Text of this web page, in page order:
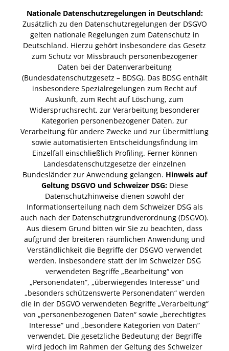
Nationale Datenschutzregelungen in Deutschland:
Zusätzlich zu den Datenschutzregelungen der DSGVO
gelten nationale Regelungen zum Datenschutz in
Deutschland. Hierzu gehört insbesondere das Gesetz
zum Schutz vor Missbrauch personenbezogener
Daten bei der Datenverarbeitung
(Bundesdatenschutzgesetz – BDSG). Das BDSG enthält
insbesondere Spezialregelungen zum Recht auf
Auskunft, zum Recht auf Löschung, zum
Widerspruchsrecht, zur Verarbeitung besonderer
Kategorien personenbezogener Daten, zur
Verarbeitung für andere Zwecke und zur Übermittlung
sowie automatisierten Entscheidungsfindung im
Einzelfall einschließlich Profiling. Ferner können
Landesdatenschutzgesetze der einzelnen
Bundesländer zur Anwendung gelangen. Hinweis auf
Geltung DSGVO und Schweizer DSG: Diese
Datenschutzhinweise dienen sowohl der
Informationserteilung nach dem Schweizer DSG als
auch nach der Datenschutzgrundverordnung (DSGVO).
Aus diesem Grund bitten wir Sie zu beachten, dass
aufgrund der breiteren räumlichen Anwendung und
Verständlichkeit die Begriffe der DSGVO verwendet
werden. Insbesondere statt der im Schweizer DSG
verwendeten Begriffe „Bearbeitung“ von
„Personendaten“, „überwiegendes Interesse“ und
„besonders schützenswerte Personendaten“ werden
die in der DSGVO verwendeten Begriffe „Verarbeitung“
von „personenbezogenen Daten“ sowie „berechtigtes
Interesse“ und „besondere Kategorien von Daten“
verwendet. Die gesetzliche Bedeutung der Begriffe
wird jedoch im Rahmen der Geltung des Schweizer